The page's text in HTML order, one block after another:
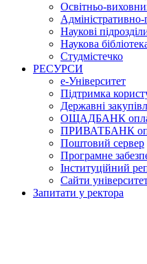
Освітньо-
Адміністративно-
Наукові
Наукова
Студмістечко
РЕСУРСИ
е-Університет
Підтримка
Державні
ОЩАДБАНК
ПРИВАТБАНК
Поштовий сервер
Програмне
Інституційний
Сайти
Запитати у ректора